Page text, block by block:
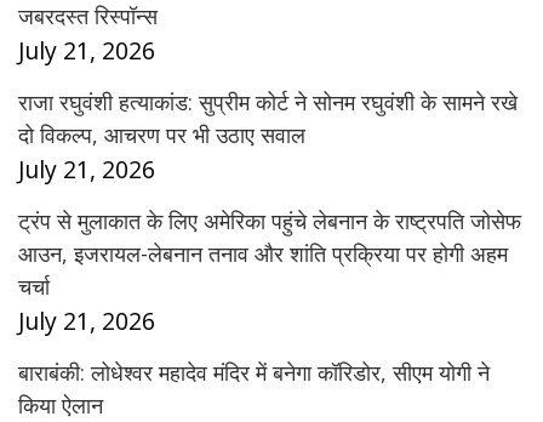
जबरदस्त रिस्पॉन्स
July 21, 2026
राजा रघुवंशी हत्याकांड: सुप्रीम कोर्ट ने सोनम रघुवंशी के सामने रखे
दो विकल्प, आचरण पर भी उठाए सवाल
July 21, 2026
ट्रंप से मुलाकात के लिए अमेरिका पहुंचे लेबनान के राष्ट्रपति जोसेफ
आउन, इजरायल-लेबनान तनाव और शांति प्रक्रिया पर होगी अहम
चर्चा
July 21, 2026
बाराबंकी: लोधेश्वर महादेव मंदिर में बनेगा कॉरिडोर, सीएम योगी ने
किया ऐलान